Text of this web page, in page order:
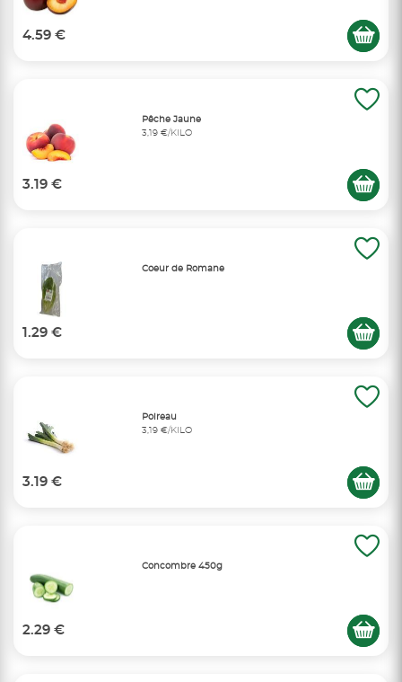
4.59 €
Pêche Jaune
3,19 €/KILO
3.19 €
Coeur de Romane
1.29 €
Poireau
3,19 €/KILO
3.19 €
Concombre 450g
2.29 €